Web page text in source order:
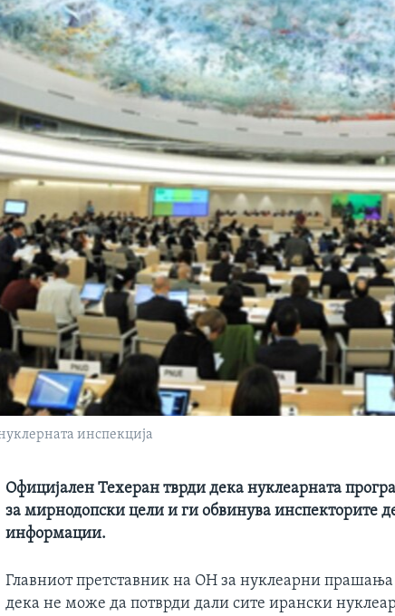
инспекција
Официјален Техеран тврди дека нуклеарната
за мирнодопски цели и ги обвинува инспекторите
информации.
Главниот претставник на ОН за нуклеарни
дека не може да потврди дали сите ирански